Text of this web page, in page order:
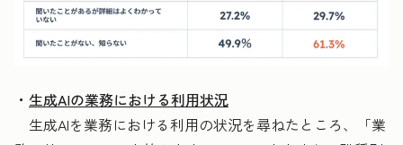
・ 生成AIの業務における利用状況
生成AIを業務における利用の状況を尋ねたところ、「業